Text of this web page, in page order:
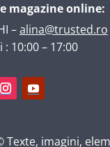
magazine online:
–alina@trusted.ro
: 10:00 – 17:00
Texte, imagini,